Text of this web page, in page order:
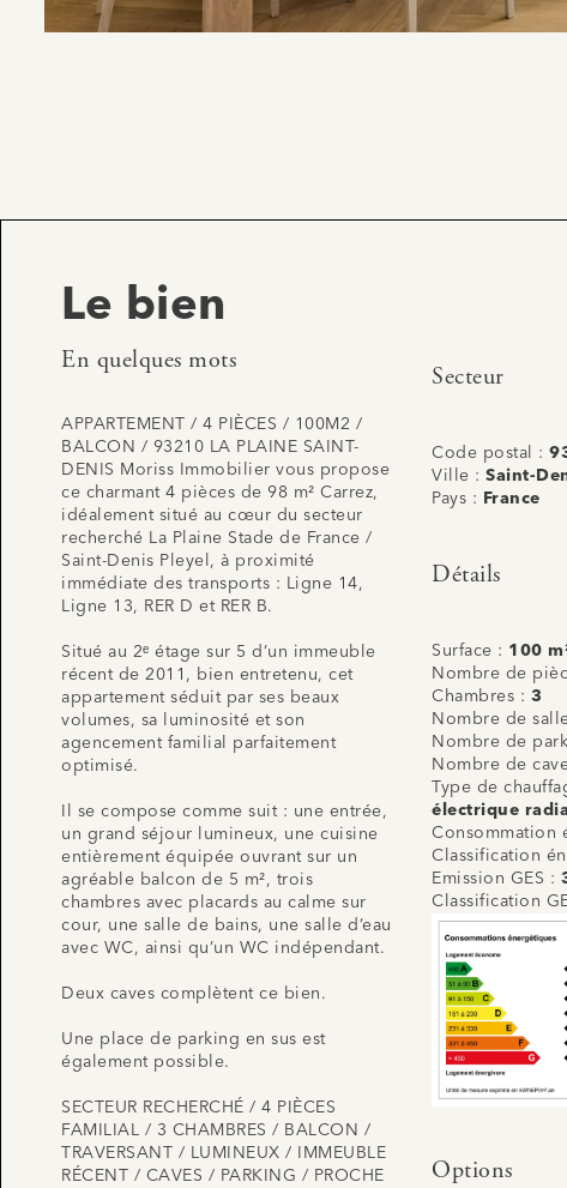
Le bien
En quelques mots
APPARTEMENT / 4 PIÈCES / 100M2 /
BALCON / 93210 LA PLAINE SAINT-
DENIS Moriss Immobilier vous propose
ce charmant 4 pièces de 98 m² Carrez,
idéalement situé au cœur du secteur
recherché La Plaine Stade de France /
Saint-Denis Pleyel, à proximité
immédiate des transports : Ligne 14,
Ligne 13, RER D et RER B.
Situé au 2ᵉ étage sur 5 d’un immeuble
récent de 2011, bien entretenu, cet
appartement séduit par ses beaux
volumes, sa luminosité et son
agencement familial parfaitement
optimisé.
Il se compose comme suit : une entrée,
un grand séjour lumineux, une cuisine
entièrement équipée ouvrant sur un
agréable balcon de 5 m², trois
chambres avec placards au calme sur
cour, une salle de bains, une salle d’eau
avec WC, ainsi qu’un WC indépendant.
Deux caves complètent ce bien.
Une place de parking en sus est
également possible.
SECTEUR RECHERCHÉ / 4 PIÈCES
FAMILIAL / 3 CHAMBRES / BALCON /
TRAVERSANT / LUMINEUX / IMMEUBLE
RÉCENT / CAVES / PARKING / PROCHE
Secteur
Code postal :
Ville :Saint-
Pays :
France
Détails
Surface : 100
Nombre de
Chambres : 3
Nombre de
Nombre de
Nombre de
Type de
électrique
Consommation
Classification
Emission GES :
Classification
Options